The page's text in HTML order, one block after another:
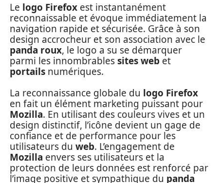
Le logo Firefox est instantanément
reconnaissable et évoque immédiatement la
navigation rapide et sécurisée. Grâce à son
design accrocheur et son association avec le
panda roux, le logo a su se démarquer
parmi les innombrablessites web et
portails numériques.
La reconnaissance globale du logo Firefox
en fait un élément marketing puissant pour
Mozilla. En utilisant des couleurs vives et un
design distinctif, l’icône devient un gage de
confiance et de performance pour les
utilisateurs du web. L’engagement de
Mozilla envers ses utilisateurs et la
protection de leurs données est renforcé par
l’image positive et sympathique du panda